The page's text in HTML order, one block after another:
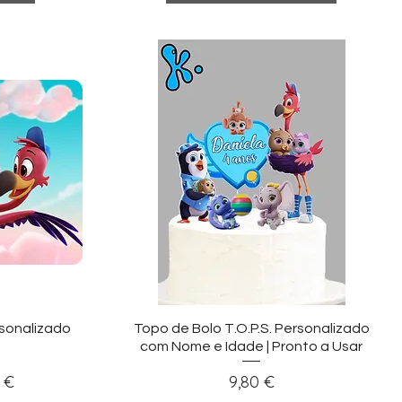
€
Visualização rápida
Topo de Bolo T.O.P.S. Personalizado
com Nome e Idade | Pronto a Usar
Preço
9,80 €